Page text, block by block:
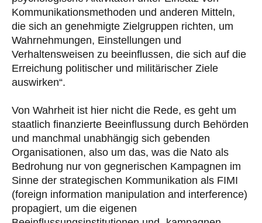
Kommunikationsmethoden und anderen Mitteln,
die sich an genehmigte Zielgruppen richten, um
Wahrnehmungen, Einstellungen und
Verhaltensweisen zu beeinflussen, die sich auf die
Erreichung politischer und militärischer Ziele
auswirken“.
Von Wahrheit ist hier nicht die Rede, es geht um
staatlich finanzierte Beeinflussung durch Behörden
und manchmal unabhängig sich gebenden
Organisationen, also um das, was die Nato als
Bedrohung nur von gegnerischen Kampagnen im
Sinne der strategischen Kommunikation als FIMI
(foreign information manipulation and interference)
propagiert, um die eigenen